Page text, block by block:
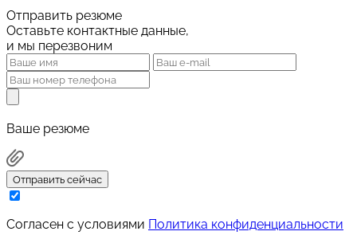
Отправить резюме
Оставьте контактные данные,
и мы перезвоним
Ваше резюме
Отправить сейчас
Cогласен с условиями Политика конфиденциальности